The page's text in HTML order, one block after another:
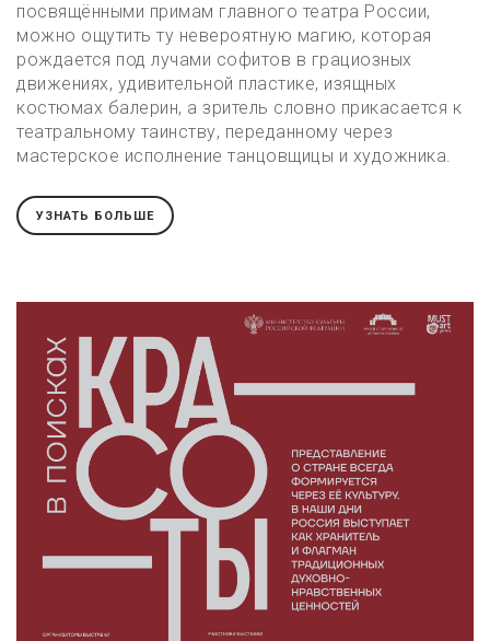
посвящёнными примам главного театра России,
можно ощутить ту невероятную магию, которая
рождается под лучами софитов в грациозных
движениях, удивительной пластике, изящных
костюмах балерин, а зритель словно прикасается к
театральному таинству, переданному через
мастерское исполнение танцовщицы и художника.
УЗНАТЬ БОЛЬШЕ